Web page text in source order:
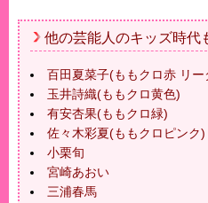
他の芸能人のキッズ時代
百田夏菜子(ももクロ赤 リー
玉井詩織(ももクロ黄色)
有安杏果(ももクロ緑)
佐々木彩夏(ももクロピンク)
小栗旬
宮崎あおい
三浦春馬